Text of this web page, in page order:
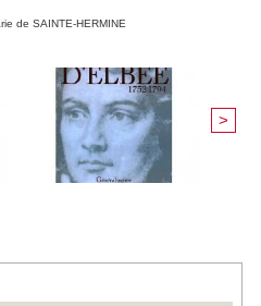
de SAINTE-HERMINE
>